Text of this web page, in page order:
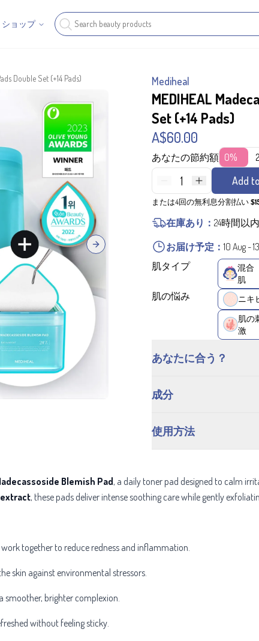
ショップ
Double Set (+14 Pads)
Next slide
Mediheal
MEDIHEAL
Set (+14 Pads)
A$60.00
あなたの節約額 0%
1 Add
または4回の無利息分割払い
在庫あり： 24時間以
お届け予定： 10 Aug-
肌タイプ
混合
肌
肌の悩み ニキ
肌の
激
あなたに合う？
成分
使用方法
Blemish Pad, a daily toner pad designed to calm
, these pads deliver intense soothing care while gently
together to reduce redness and inflammation.
skin against environmental stressors.
smoother, brighter complexion.
without feeling sticky.